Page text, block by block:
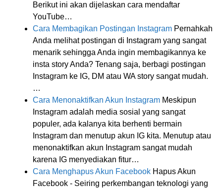
Berikut ini akan dijelaskan cara mendaftar
YouTube…
Cara Membagikan Postingan Instagram Pernahkah
Anda melihat postingan di Instagram yang sangat
menarik sehingga Anda ingin membagikannya ke
insta story Anda? Tenang saja, berbagi postingan
Instagram ke IG, DM atau WA story sangat mudah.
…
Cara Menonaktifkan Akun Instagram Meskipun
Instagram adalah media sosial yang sangat
populer, ada kalanya kita berhenti bermain
Instagram dan menutup akun IG kita. Menutup atau
menonaktifkan akun Instagram sangat mudah
karena IG menyediakan fitur…
Cara Menghapus Akun Facebook Hapus Akun
Facebook - Seiring perkembangan teknologi yang